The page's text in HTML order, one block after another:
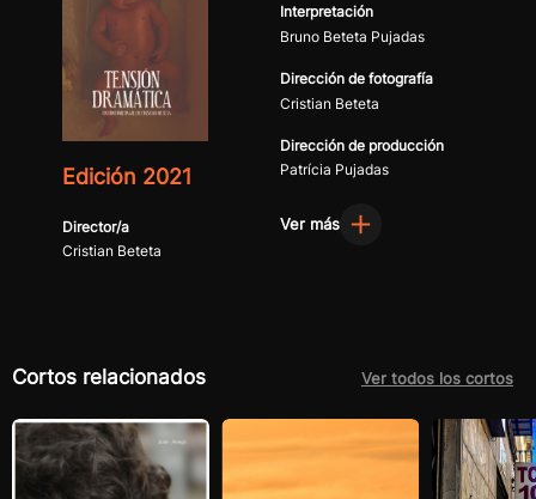
Edición 2021
Director/a
Cristian Beteta
Interpretación
Bruno Beteta Pujadas
Dirección de fotografía
Cristian Beteta
Dirección de producción
Patrícia Pujadas
Ver más
Cortos relacionados Ver todos los cortos